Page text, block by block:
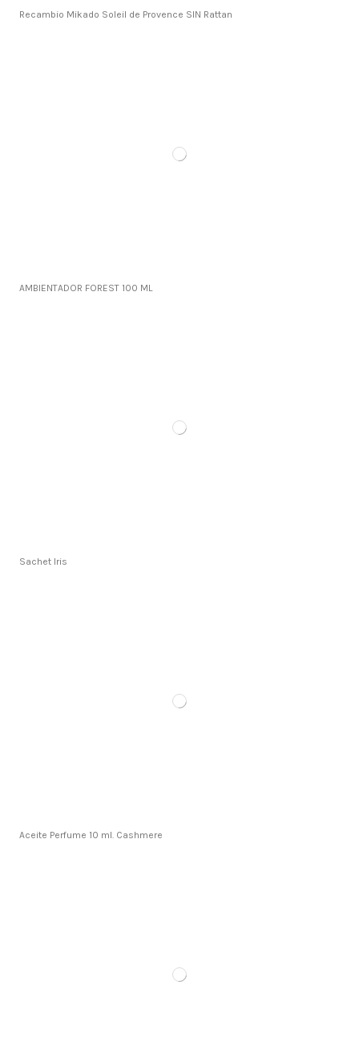
Recambio Mikado Soleil de Provence SIN Rattan
AMBIENTADOR FOREST 100 ML
Sachet Iris
Aceite Perfume 10 ml. Cashmere